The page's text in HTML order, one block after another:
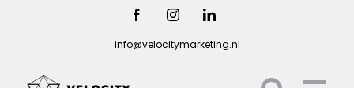
FacebookInstagramLinkedIn
info@velocitymarketing.nl